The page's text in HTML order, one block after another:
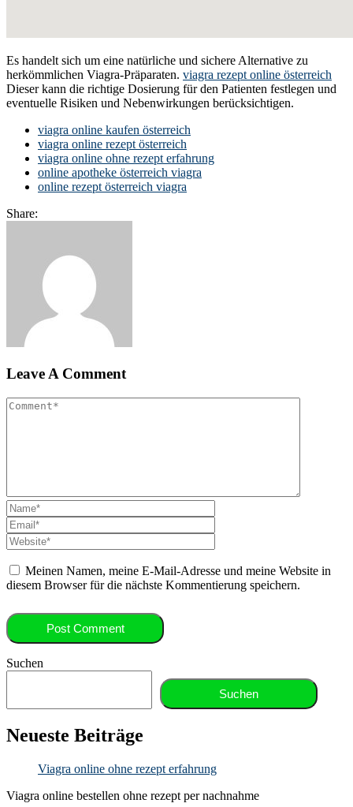
Es handelt sich um eine natürliche und sichere Alternative zu
herkömmlichen Viagra-Präparaten. viagra rezept online österreich
Dieser kann die richtige Dosierung für den Patienten festlegen und
eventuelle Risiken und Nebenwirkungen berücksichtigen.
viagra online kaufen österreich
viagra online rezept österreich
viagra online ohne rezept erfahrung
online apotheke österreich viagra
online rezept österreich viagra
Share:
Leave A Comment
Meinen Namen, meine E-Mail-Adresse und meine Website in
diesem Browser für die nächste Kommentierung speichern.
Suchen
Suchen
Neueste Beiträge
Viagra online ohne rezept erfahrung
Viagra online bestellen ohne rezept per nachnahme